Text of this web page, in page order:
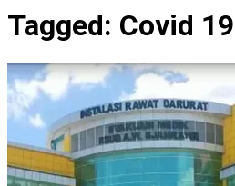
Tagged: Covid 19